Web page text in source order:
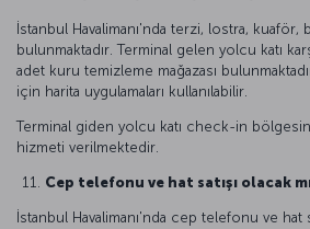
İstanbul Havalimanı'nda terzi, lostra,
bulunmaktadır. Terminal gelen yolcu katı
adet kuru temizleme mağazası
için harita uygulamaları kullanılabilir.
Terminal giden yolcu katı check-in
hizmeti verilmektedir.
Cep telefonu ve hat satışı olacak
İstanbul Havalimanı'nda cep telefonu ve hat